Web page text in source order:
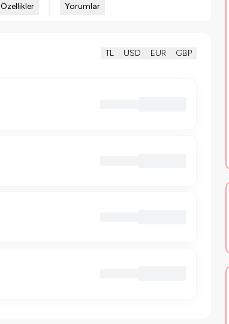
Özellikler Yorumlar
TL USD EUR GBP